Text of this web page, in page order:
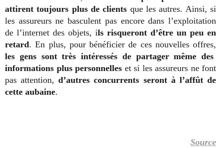
attirent toujours plus de clients que les autres. Ainsi, si
les assureurs ne basculent pas encore dans l’exploitation
de l’internet des objets, ils risqueront d’être un peu en
retard. En plus, pour bénéficier de ces nouvelles offres,
les gens sont très intéressés de partager même des
informations plus personnelles et si les assureurs ne font
pas attention,d’autres concurrents seront à l’affût de
cette aubaine.
Source